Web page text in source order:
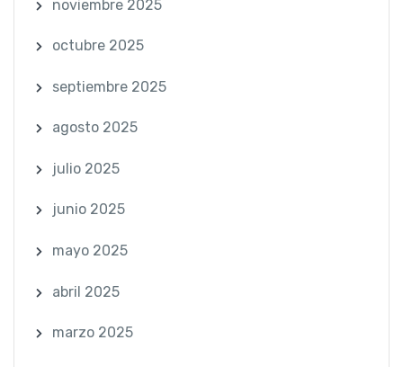
noviembre 2025
octubre 2025
septiembre 2025
agosto 2025
julio 2025
junio 2025
mayo 2025
abril 2025
marzo 2025